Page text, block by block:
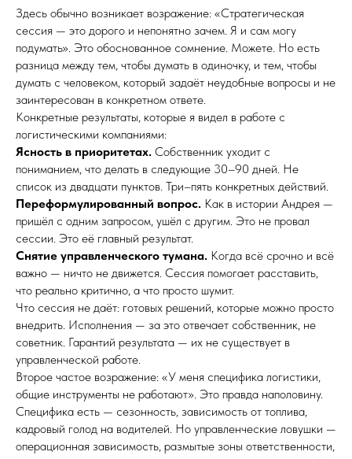
Здесь обычно возникает возражение: «Стратегическая
сессия — это дорого и непонятно зачем. Я и сам могу
подумать». Это обоснованное сомнение. Можете. Но есть
разница между тем, чтобы думать в одиночку, и тем, чтобы
думать с человеком, который задаёт неудобные вопросы и не
заинтересован в конкретном ответе.
Конкретные результаты, которые я видел в работе с
логистическими компаниями:
Ясность в приоритетах. Собственник уходит с
пониманием, что делать в следующие 30–90 дней. Не
список из двадцати пунктов. Три–пять конкретных действий.
Переформулированный вопрос. Как в истории Андрея —
пришёл с одним запросом, ушёл с другим. Это не провал
сессии. Это её главный результат.
Снятие управленческого тумана. Когда всё срочно и всё
важно — ничто не движется. Сессия помогает расставить,
что реально критично, а что просто шумит.
Что сессия не даёт: готовых решений, которые можно просто
внедрить. Исполнения — за это отвечает собственник, не
советник. Гарантий результата — их не существует в
управленческой работе.
Второе частое возражение: «У меня специфика логистики,
общие инструменты не работают». Это правда наполовину.
Специфика есть — сезонность, зависимость от топлива,
кадровый голод на водителей. Но управленческие ловушки —
операционная зависимость, размытые зоны ответственности,